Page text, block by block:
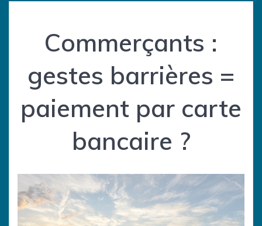
Commerçants :
gestes barrières =
paiement par carte
bancaire ?